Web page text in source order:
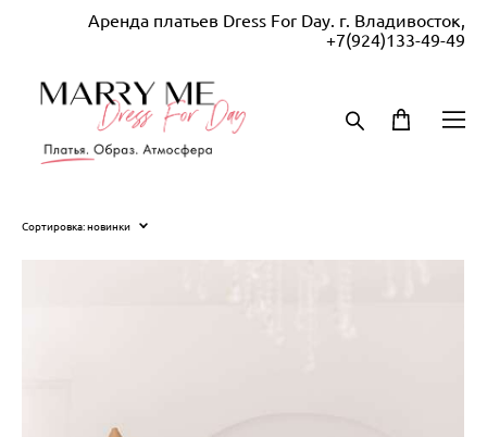
Аренда платьев Dress For Day. г. Владивосток,
+7(924)133-49-49
Сортировка:новинки